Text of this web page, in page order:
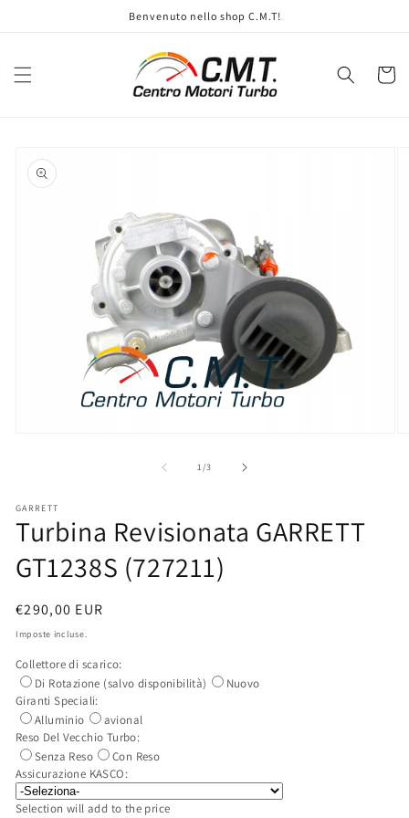
Benvenuto nello shop C.M.T!
Carrello
informazioni
sul prodotto
finestra
modale
1/su
3
GARRETT
Turbina Revisionata GARRETT
GT1238S (727211)
Prezzo
di
€290,00 EUR
Imposte incluse.
Collettore di scarico:
Di Rotazione (salvo disponibilità)
Nuovo
Giranti Speciali:
Alluminio
avional
Reso Del Vecchio Turbo:
Senza Reso
Con Reso
Assicurazione KASCO:
Selection will add to the price